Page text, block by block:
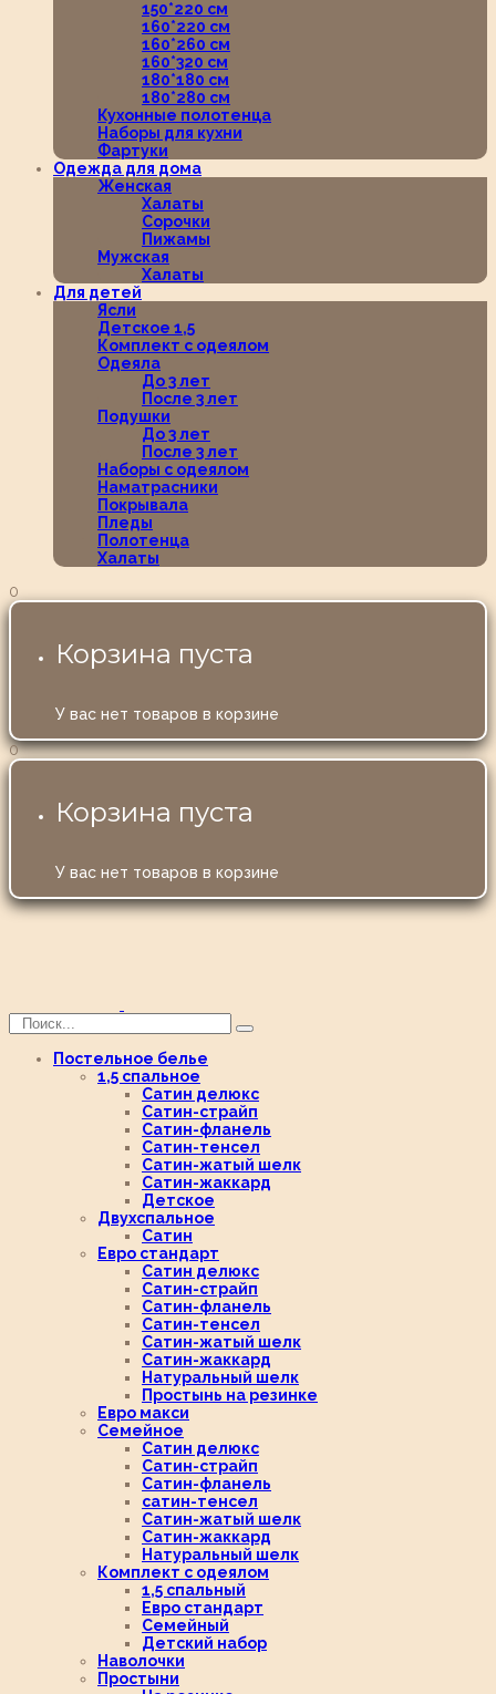
150*220 см
160*220 см
160*260 см
160*320 см
180*180 см
180*280 см
Кухонные полотенца
Наборы для кухни
Фартуки
Одежда для дома
Женская
Халаты
Сорочки
Пижамы
Мужская
Халаты
Для детей
Ясли
Детское 1,5
Комплект с одеялом
Одеяла
До 3 лет
После 3 лет
Подушки
До 3 лет
После 3 лет
Наборы с одеялом
Наматрасники
Покрывала
Пледы
Полотенца
Халаты
0
Корзина пуста
У вас нет товаров в корзине
0
Корзина пуста
У вас нет товаров в корзине
Постельное белье
1,5 спальное
Сатин делюкс
Сатин-страйп
Сатин-фланель
Сатин-тенсел
Сатин-жатый шелк
Сатин-жаккард
Детское
Двухспальное
Сатин
Евро стандарт
Сатин делюкс
Сатин-страйп
Сатин-фланель
Сатин-тенсел
Сатин-жатый шелк
Сатин-жаккард
Натуральный шелк
Простынь на резинке
Евро макси
Семейное
Сатин делюкс
Сатин-страйп
Сатин-фланель
сатин-тенсел
Сатин-жатый шелк
Сатин-жаккард
Натуральный шелк
Комплект с одеялом
1,5 спальный
Евро стандарт
Семейный
Детский набор
Наволочки
Простыни